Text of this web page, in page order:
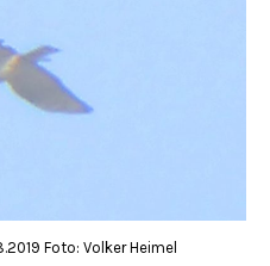
Foto: Volker Heimel